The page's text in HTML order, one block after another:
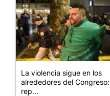
La violencia sigue en los
alrededores del Congreso:
rep...